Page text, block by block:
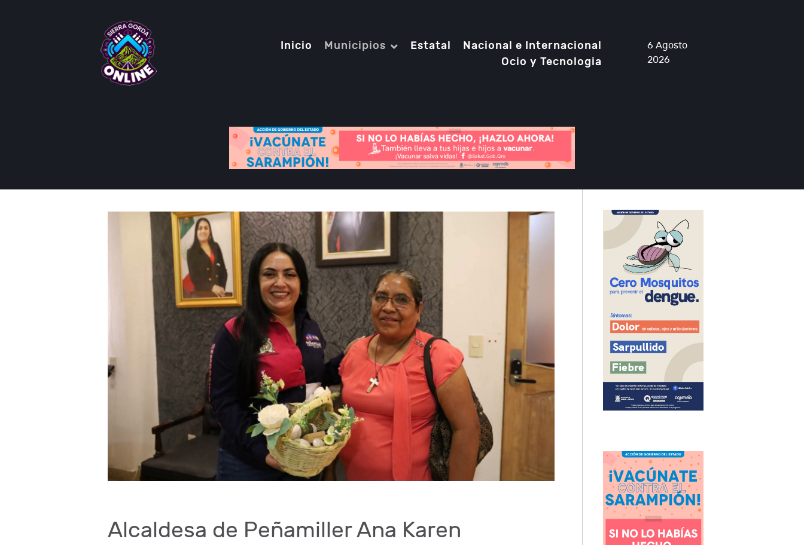
Inicio Municipios Estatal
Nacional e Internacional
Ocio y Tecnologia
6 Agosto
2026
Alcaldesa de Peñamiller Ana Karen